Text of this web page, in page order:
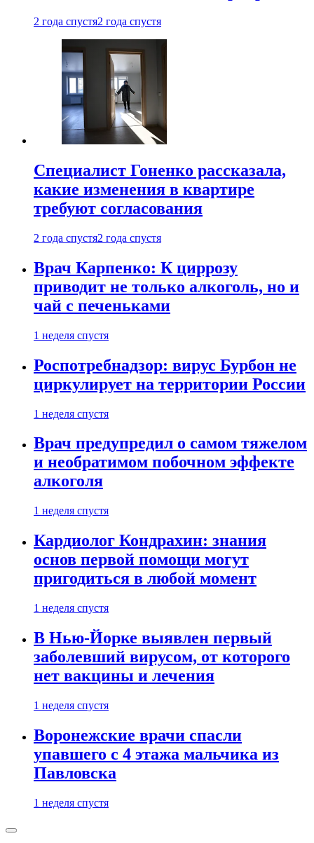
2 года спустя2 года спустя
Специалист Гоненко рассказала,
какие изменения в квартире
требуют согласования
2 года спустя2 года спустя
Врач Карпенко: К циррозу
приводит не только алкоголь, но и
чай с печеньками
1 неделя спустя
Роспотребнадзор: вирус Бурбон не
циркулирует на территории России
1 неделя спустя
Врач предупредил о самом тяжелом
и необратимом побочном эффекте
алкоголя
1 неделя спустя
Кардиолог Кондрахин: знания
основ первой помощи могут
пригодиться в любой момент
1 неделя спустя
В Нью-Йорке выявлен первый
заболевший вирусом, от которого
нет вакцины и лечения
1 неделя спустя
Воронежские врачи спасли
упавшего с 4 этажа мальчика из
Павловска
1 неделя спустя